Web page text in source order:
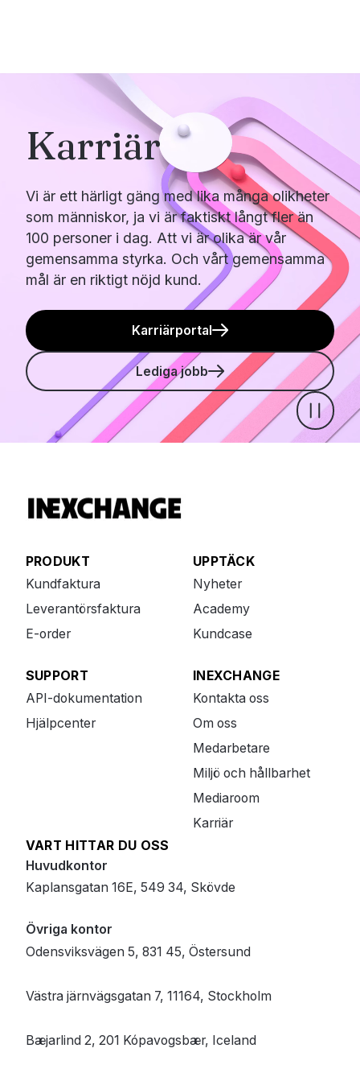
Karriär
Vi är ett härligt gäng med lika många olikheter
som människor, ja vi är faktiskt långt fler än
100 personer i dag. Att vi är olika är vår
gemensamma styrka. Och vårt gemensamma
mål är en riktigt nöjd kund.
Karriärportal
Lediga jobb
Pause
PRODUKT
Kundfaktura
Leverantörsfaktura
E-order
UPPTÄCK
Nyheter
Academy
Kundcase
SUPPORT
API-dokumentation
Hjälpcenter
INEXCHANGE
Kontakta oss
Om oss
Medarbetare
Miljö och hållbarhet
Mediaroom
Karriär
VART HITTAR DU OSS
Huvudkontor
Kaplansgatan 16E, 549 34, Skövde
Övriga kontor
Odensviksvägen 5, 831 45, Östersund
Västra järnvägsgatan 7, 11164, Stockholm
Bæjarlind 2, 201 Kópavogsbær, Iceland